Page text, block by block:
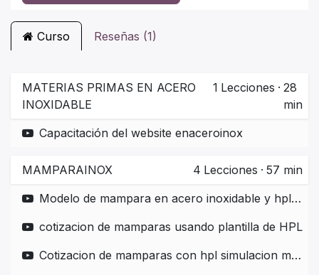
Curso Reseñas (1)
MATERIAS PRIMAS EN ACERO
INOXIDABLE
1 Lecciones · 28
min
Capacitación del website enaceroinox
MAMPARAINOX 4 Lecciones · 57 min
Modelo de mampara en acero inoxidable y hpl con sus accesorios
cotizacion de mamparas usando plantilla de HPL
Cotizacion de mamparas con hpl simulacion madera utilizando plantilla